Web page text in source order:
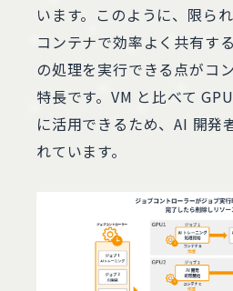
います。このように、限ら
コンテナで効率よく共有す
の処理を実行できる点がコ
特長です。VM と比べて
に活用できるため、AI 開発
れています。